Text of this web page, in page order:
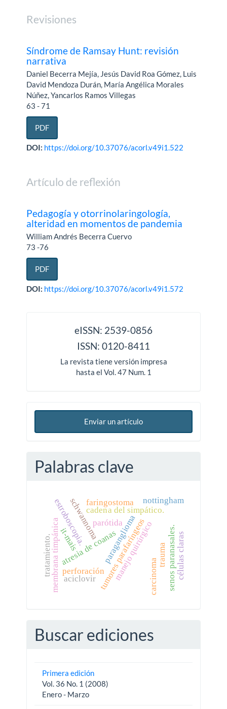
Revisiones
Síndrome de Ramsay Hunt: revisión
narrativa
Daniel Becerra Mejía, Jesús David Roa Gómez, Luis
David Mendoza Durán, María Angélica Morales
Núñez, Yancarlos Ramos Villegas
63 - 71
PDF
DOI: https://doi.org/10.37076/acorl.v49i1.522
Artículo de reflexión
Pedagogía y otorrinolaringología,
alteridad en momentos de pandemia
William Andrés Becerra Cuervo
73 -76
PDF
DOI: https://doi.org/10.37076/acorl.v49i1.572
eISSN: 2539-0856
ISSN: 0120-8411
La revista tiene versión impresa
hasta el Vol. 47 Num. 1
Enviar un artículo
Palabras clave
schwannomaparaganglioma
tumores parafaríngeos
cadena del simpático.
atresia de coanasmanejo quirúrgico senos paranasales.
perforación
membrana timpánica trauma
estroboscopia.
aciclovir carcinoma células claras
parótida
tratamiento.
faringostoma
it-mais
nottingham
Buscar ediciones
Primera edición
Vol. 36 No. 1 (2008)
Enero - Marzo